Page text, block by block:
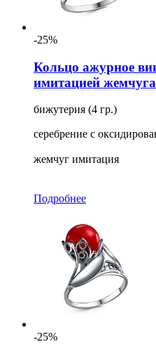
-25%
Кольцо ажурное
имитацией жемчуга
бижутерия (4 гр.)
серебрение с
жемчуг имитация
Подробнее
-25%